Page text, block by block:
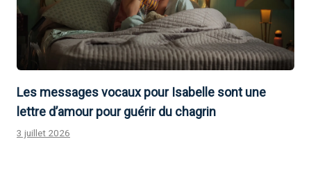
Les messages vocaux pour Isabelle sont une
lettre d’amour pour guérir du chagrin
3 juillet 2026